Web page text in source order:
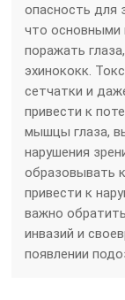
опасность для
что основными
поражать
эхинококк.
сетчатки и
привести к
мышцы глаза,
нарушения
образовывать
привести к
важно
инвазий и
появлении